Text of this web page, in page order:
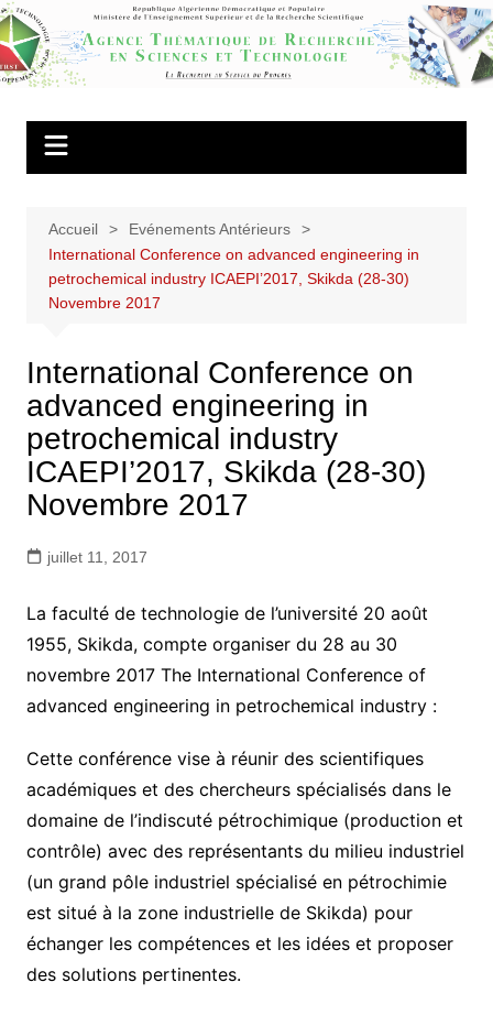
Aller
au
contenu
Agence
Thématique de
Recherche en
Accueil
Evénements Antérieurs
International Conference on advanced engineering in
petrochemical industry ICAEPI’2017, Skikda (28-30)
Novembre 2017
International Conference on
advanced engineering in
petrochemical industry
ICAEPI’2017, Skikda (28-30)
Novembre 2017
juillet 11, 2017
La faculté de technologie de l’université 20 août
1955, Skikda, compte organiser du 28 au 30
novembre 2017 The International Conference of
advanced engineering in petrochemical industry :
Cette conférence vise à réunir des scientifiques
académiques et des chercheurs spécialisés dans le
domaine de l’indiscuté pétrochimique (production et
contrôle) avec des représentants du milieu industriel
(un grand pôle industriel spécialisé en pétrochimie
est situé à la zone industrielle de Skikda) pour
échanger les compétences et les idées et proposer
des solutions pertinentes.